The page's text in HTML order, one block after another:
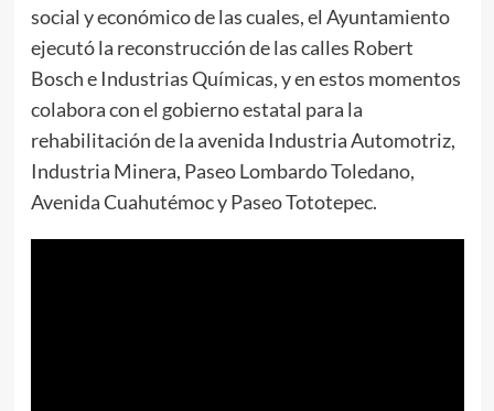
social y económico de las cuales, el Ayuntamiento
ejecutó la reconstrucción de las calles Robert
Bosch e Industrias Químicas, y en estos momentos
colabora con el gobierno estatal para la
rehabilitación de la avenida Industria Automotriz,
Industria Minera, Paseo Lombardo Toledano,
Avenida Cuahutémoc y Paseo Tototepec.